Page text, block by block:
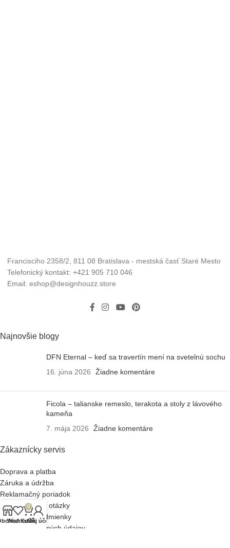
Francisciho 2358/2, 811 08 Bratislava - mestská časť Staré Mesto
Telefonický kontakt: +421 905 710 046
Email: eshop@designhouzz.store
Najnovšie blogy
DFN Eternal – keď sa travertín mení na svetelnú sochu
16. júna 2026
Žiadne komentáre
Ficola – talianske remeslo, terakota a stoly z lávového
kameňa
7. mája 2026
Žiadne komentáre
Zákaznícky servis
Doprava a platba
Záruka a údržba
Reklamačný poriadok
Často kladené otázky
Obchodné podmienky
Ochrana osobných údajov
Wishlist
0
Košík
Môj účet